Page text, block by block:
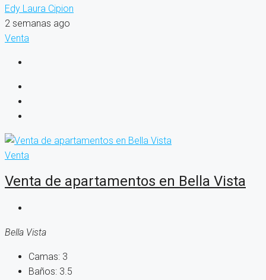
Edy Laura Cipion
2 semanas ago
Venta
Venta
Venta de apartamentos en Bella Vista
Bella Vista
Camas: 3
Baños: 3.5